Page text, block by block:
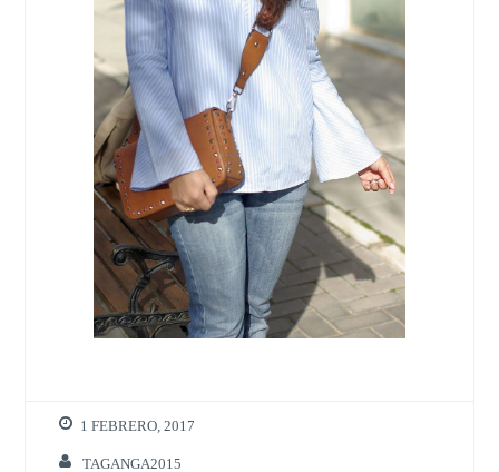
1 FEBRERO, 2017
TAGANGA2015